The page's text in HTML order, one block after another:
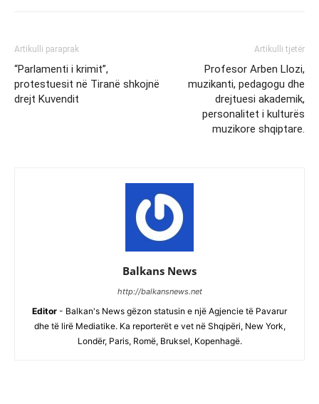
Artikulli paraprak
“Parlamenti i krimit”,
protestuesit në Tiranë shkojnë
drejt Kuvendit
Artikulli tjetër
Profesor Arben Llozi,
muzikanti, pedagogu dhe
drejtuesi akademik,
personalitet i kulturës
muzikore shqiptare.
Balkans News
http://balkansnews.net
Editor - Balkan's News gëzon statusin e një Agjencie të Pavarur
dhe të lirë Mediatike. Ka reporterët e vet në Shqipëri, New York,
Londër, Paris, Romë, Bruksel, Kopenhagë.